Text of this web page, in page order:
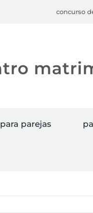
concurso
para parejas